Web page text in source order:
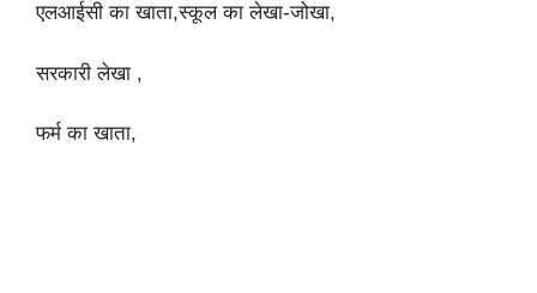
एलआईसी का खाता,स्कूल का लेखा-जोखा,
सरकारी लेखा ,
फर्म का खाता,